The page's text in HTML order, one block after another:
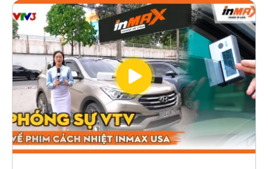
thường hoạt động theo cơ chế giữ nhiệt trên
kính,...